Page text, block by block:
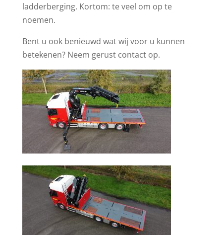
ladderberging. Kortom: te veel om op te
noemen.
Bent u ook benieuwd wat wij voor u kunnen
betekenen? Neem gerust contact op.